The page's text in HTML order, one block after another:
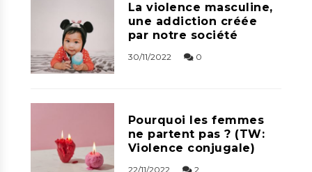
La violence masculine,
une addiction créée
par notre société
30/11/2022 0
Pourquoi les femmes
ne partent pas ? (TW:
Violence conjugale)
22/11/2022 2